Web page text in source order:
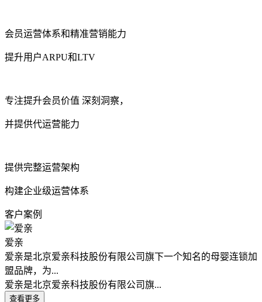
会员运营体系和精准营销能力
提升用户ARPU和LTV
专注提升会员价值 深刻洞察，
并提供代运营能力
提供完整运营架构
构建企业级运营体系
客户案例
爱亲
爱亲是北京爱亲科技股份有限公司旗下一个知名的母婴连锁加
盟品牌，为...
爱亲是北京爱亲科技股份有限公司旗...